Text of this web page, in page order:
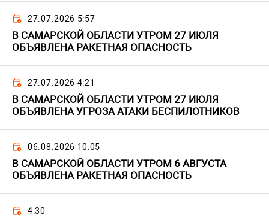
27.07.2026 5:57
В САМАРСКОЙ ОБЛАСТИ УТРОМ 27 ИЮЛЯ
ОБЪЯВЛЕНА РАКЕТНАЯ ОПАСНОСТЬ
27.07.2026 4:21
В САМАРСКОЙ ОБЛАСТИ УТРОМ 27 ИЮЛЯ
ОБЪЯВЛЕНА УГРОЗА АТАКИ БЕСПИЛОТНИКОВ
06.08.2026 10:05
В САМАРСКОЙ ОБЛАСТИ УТРОМ 6 АВГУСТА
ОБЪЯВЛЕНА РАКЕТНАЯ ОПАСНОСТЬ
4:30